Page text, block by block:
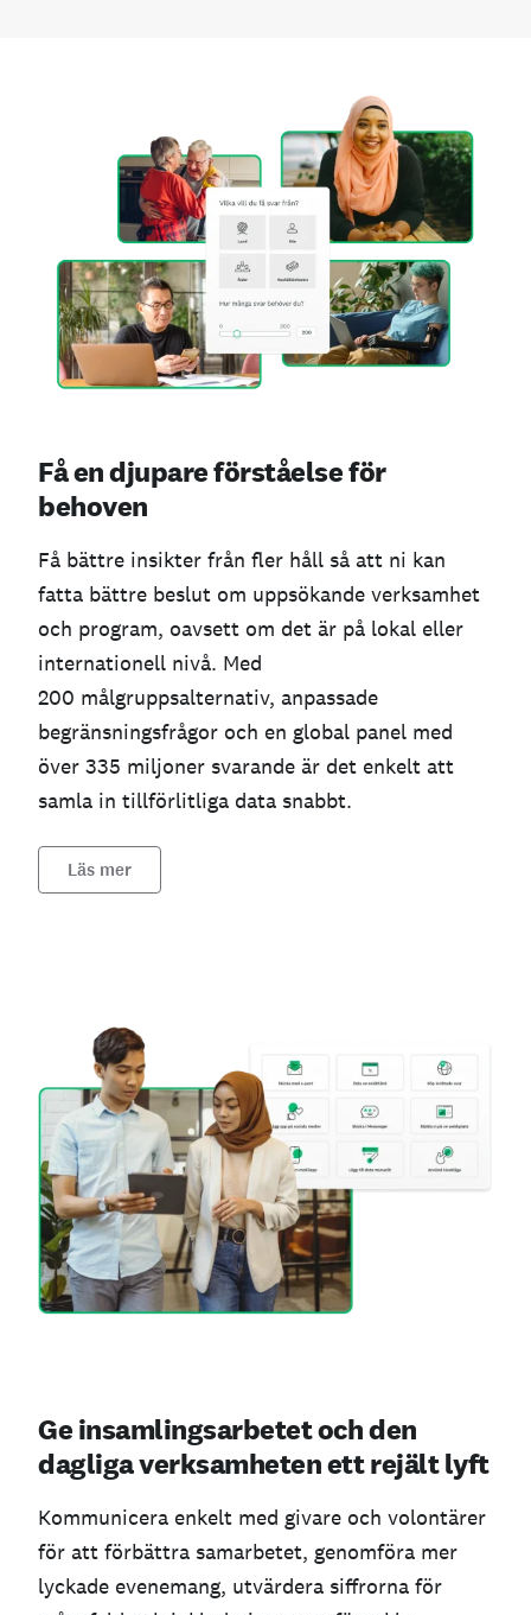
Få en djupare förståelse för
behoven
Få bättre insikter från fler håll så att ni kan
fatta bättre beslut om uppsökande verksamhet
och program, oavsett om det är på lokal eller
internationell nivå. Med
200 målgruppsalternativ, anpassade
begränsningsfrågor och en global panel med
över 335 miljoner svarande är det enkelt att
samla in tillförlitliga data snabbt.
Läs mer
Ge insamlingsarbetet och den
dagliga verksamheten ett rejält lyft
Kommunicera enkelt med givare och volontärer
för att förbättra samarbetet, genomföra mer
lyckade evenemang, utvärdera siffrorna för